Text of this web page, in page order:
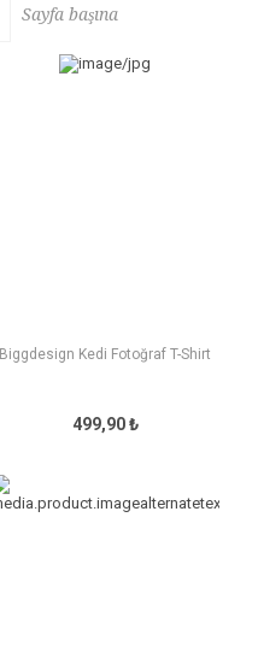
Sayfa başına
Biggdesign Kedi Fotoğraf T-Shirt
499,90 ₺